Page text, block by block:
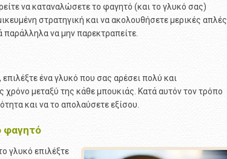
να καταναλώσετε το φαγητό (και το γλυκό σας)
στρατηγική και να ακολουθήσετε μερικές απλές
να μην παρεκτραπείτε.
ένα γλυκό που σας αρέσει πολύ και
μεταξύ της κάθε μπουκιάς. Κατά αυτόν τον τρόπο
και να το απολαύσετε εξίσου.
φαγητό
γλυκό επιλέξτε